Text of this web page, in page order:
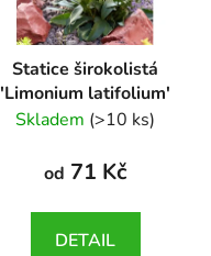
Statice širokolistá
'Limonium latifolium'
Limonium latifolium
Skladem (>10 ks)
od 71 Kč
DETAIL